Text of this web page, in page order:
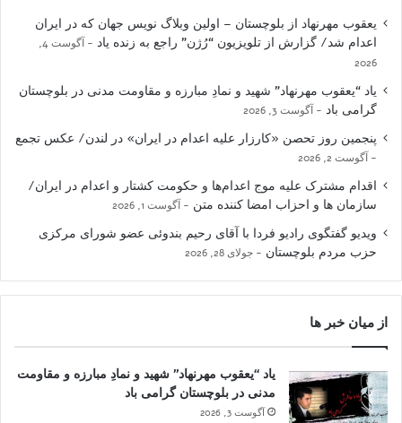
یعقوب مهرنهاد از بلوچستان – اولین وبلاگ نویس جهان که در ایران
اعدام شد/ گزارش از تلویزیون “رُژن” راجع به زنده یاد
آگوست 4,
2026
یاد “یعقوب مهرنهاد” شهید و نمادِ مبارزه و مقاومت مدنی در بلوچستان
گرامی باد
آگوست 3, 2026
پنجمین روز تحصن «کارزار علیه اعدام در ایران» در لندن/ عکس تجمع
آگوست 2, 2026
اقدام مشترک علیه موج اعدام‌ها و حکومت کشتار و اعدام در ایران/
سازمان ها و احزاب امضا کننده متن
آگوست 1, 2026
ویدیو گفتگوی رادیو فردا با آقای رحیم بندوئی عضو شورای مرکزی
حزب مردم بلوچستان
جولای 28, 2026
از میان خبر ها
یاد “یعقوب مهرنهاد” شهید و نمادِ مبارزه و مقاومت
مدنی در بلوچستان گرامی باد
آگوست 3, 2026